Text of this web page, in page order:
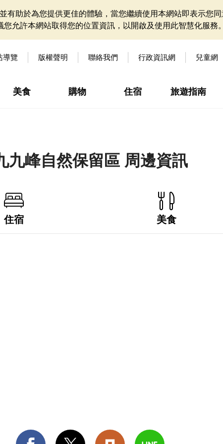
助於為您提供更佳的體驗，當您繼續使用本網站即表示您同
允許本網站取得您的位置資訊，以開啟及使用此智慧化服務。
導覽 版權聲明 聯絡我們 行政資訊網 兒童網
美食 購物 住宿 旅遊指南
九峰自然保留區 周邊資訊
住宿 美食